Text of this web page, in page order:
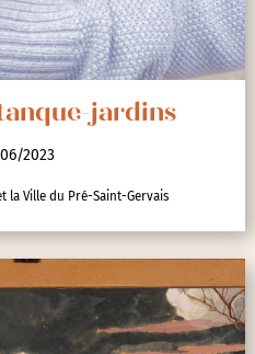
jardins
2023
la Ville du Pré-Saint-Gervais